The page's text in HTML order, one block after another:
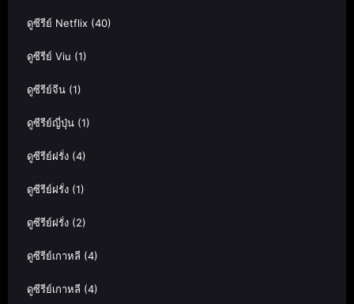
ดูซีรีย์ Netflix (40)
ดูซีรีย์ Viu (1)
ดูซีรีย์จีน (1)
ดูซีรีย์ญี่ปุ่น (1)
ดูซีรีย์ฝรั่ง (4)
ดูซีรีย์ฝรั่ง (1)
ดูซีรีย์ฝรั่ง (2)
ดูซีรีย์เกาหลี (4)
ดูซีรีย์เกาหลี (4)